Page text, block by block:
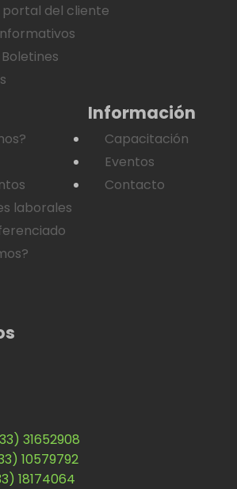
portal del cliente
laborales
Información
Capacitación
Eventos
Contacto
31652908
10579792
18174064